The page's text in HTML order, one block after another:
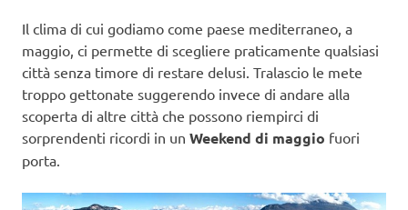
Il clima di cui godiamo come paese mediterraneo, a
maggio, ci permette di scegliere praticamente qualsiasi
città senza timore di restare delusi. Tralascio le mete
troppo gettonate suggerendo invece di andare alla
scoperta di altre città che possono riempirci di
sorprendenti ricordi in un Weekend di maggio fuori
porta.